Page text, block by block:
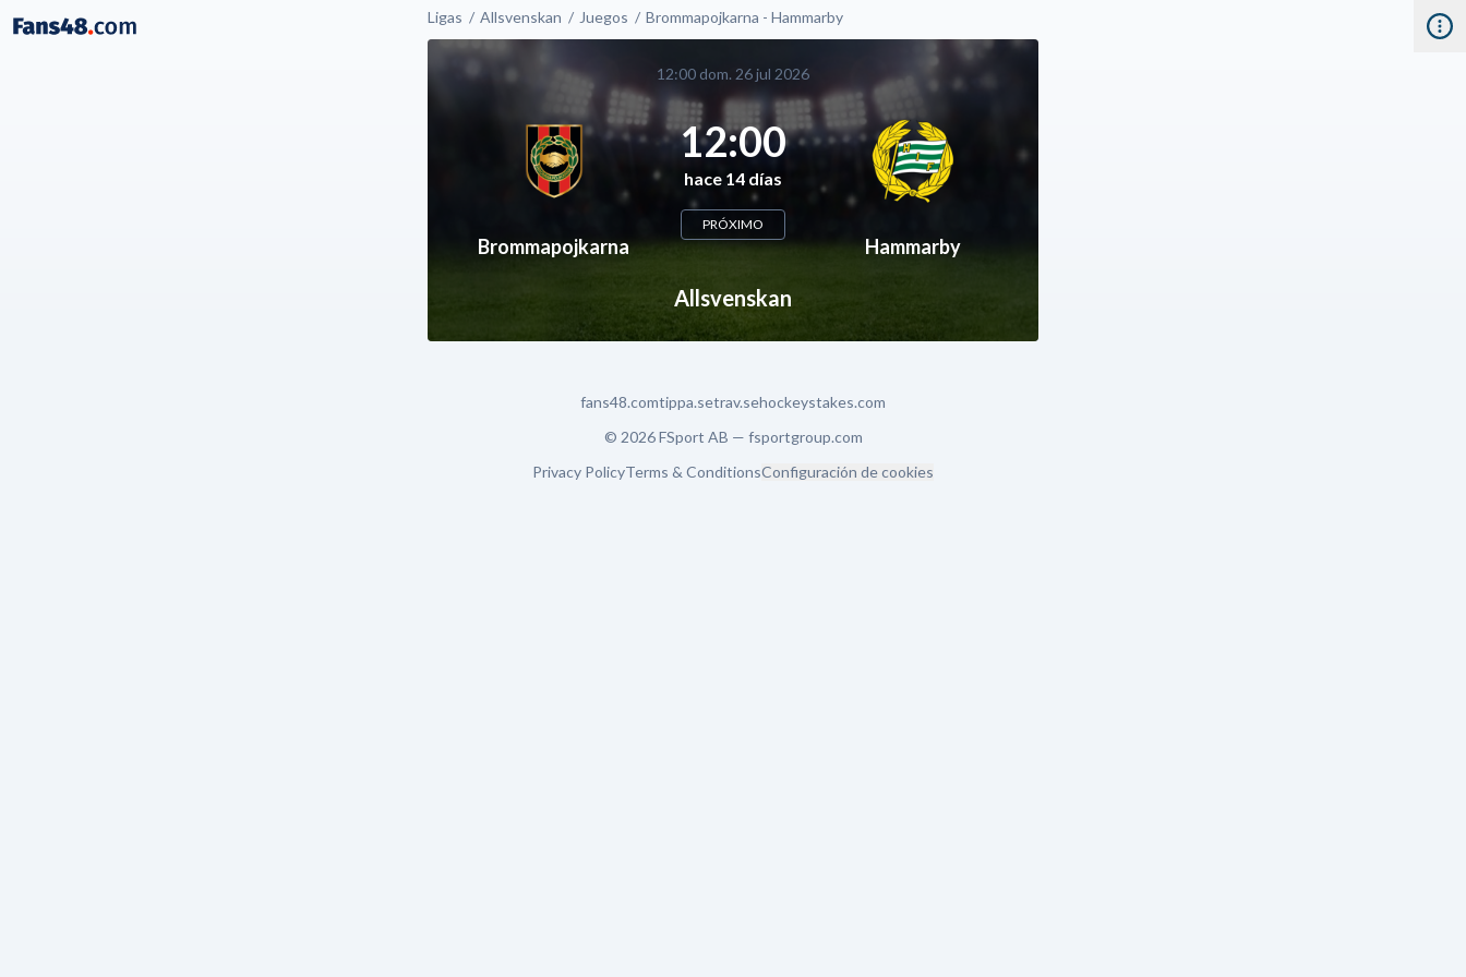
Ligas Allsvenskan Juegos Brommapojkarna - Hammarby
12:00 dom. 26 jul 2026
Brommapojkarna
12:00
hace 14 días
PRÓXIMO
Hammarby
Allsvenskan
fans48.comtippa.setrav.sehockeystakes.com
© 2026 FSport AB — fsportgroup.com
Privacy PolicyTerms & ConditionsConfiguración de cookies